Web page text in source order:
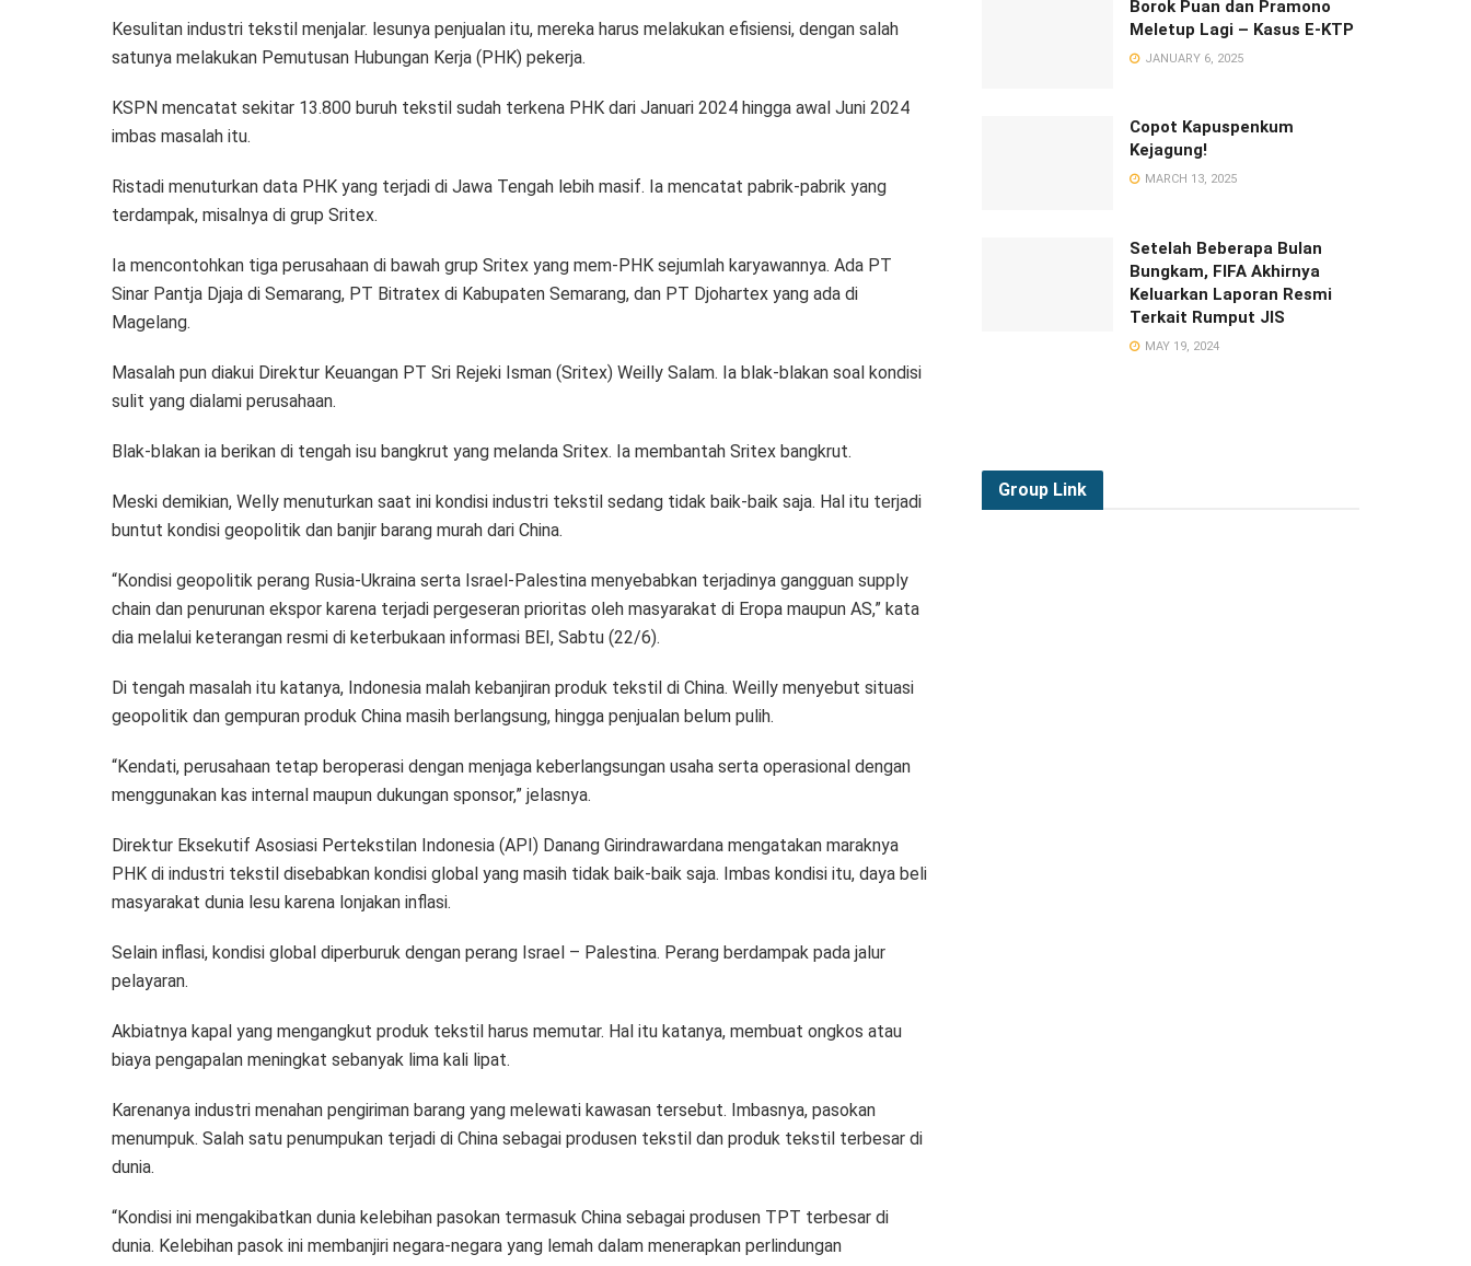
Kesulitan industri tekstil menjalar. lesunya penjualan itu, mereka harus melakukan efisiensi, dengan salah
satunya melakukan Pemutusan Hubungan Kerja (PHK) pekerja.
KSPN mencatat sekitar 13.800 buruh tekstil sudah terkena PHK dari Januari 2024 hingga awal Juni 2024
imbas masalah itu.
Ristadi menuturkan data PHK yang terjadi di Jawa Tengah lebih masif. Ia mencatat pabrik-pabrik yang
terdampak, misalnya di grup Sritex.
Ia mencontohkan tiga perusahaan di bawah grup Sritex yang mem-PHK sejumlah karyawannya. Ada PT
Sinar Pantja Djaja di Semarang, PT Bitratex di Kabupaten Semarang, dan PT Djohartex yang ada di
Magelang.
Masalah pun diakui Direktur Keuangan PT Sri Rejeki Isman (Sritex) Weilly Salam. Ia blak-blakan soal kondisi
sulit yang dialami perusahaan.
Blak-blakan ia berikan di tengah isu bangkrut yang melanda Sritex. Ia membantah Sritex bangkrut.
Meski demikian, Welly menuturkan saat ini kondisi industri tekstil sedang tidak baik-baik saja. Hal itu terjadi
buntut kondisi geopolitik dan banjir barang murah dari China.
“Kondisi geopolitik perang Rusia-Ukraina serta Israel-Palestina menyebabkan terjadinya gangguan supply
chain dan penurunan ekspor karena terjadi pergeseran prioritas oleh masyarakat di Eropa maupun AS,” kata
dia melalui keterangan resmi di keterbukaan informasi BEI, Sabtu (22/6).
Di tengah masalah itu katanya, Indonesia malah kebanjiran produk tekstil di China. Weilly menyebut situasi
geopolitik dan gempuran produk China masih berlangsung, hingga penjualan belum pulih.
“Kendati, perusahaan tetap beroperasi dengan menjaga keberlangsungan usaha serta operasional dengan
menggunakan kas internal maupun dukungan sponsor,” jelasnya.
Direktur Eksekutif Asosiasi Pertekstilan Indonesia (API) Danang Girindrawardana mengatakan maraknya
PHK di industri tekstil disebabkan kondisi global yang masih tidak baik-baik saja. Imbas kondisi itu, daya beli
masyarakat dunia lesu karena lonjakan inflasi.
Selain inflasi, kondisi global diperburuk dengan perang Israel – Palestina. Perang berdampak pada jalur
pelayaran.
Akbiatnya kapal yang mengangkut produk tekstil harus memutar. Hal itu katanya, membuat ongkos atau
biaya pengapalan meningkat sebanyak lima kali lipat.
Karenanya industri menahan pengiriman barang yang melewati kawasan tersebut. Imbasnya, pasokan
menumpuk. Salah satu penumpukan terjadi di China sebagai produsen tekstil dan produk tekstil terbesar di
dunia.
“Kondisi ini mengakibatkan dunia kelebihan pasokan termasuk China sebagai produsen TPT terbesar di
dunia. Kelebihan pasok ini membanjiri negara-negara yang lemah dalam menerapkan perlindungan
Borok Puan dan Pramono
Meletup Lagi – Kasus E-KTP
JANUARY 6, 2025
Copot Kapuspenkum
Kejagung!
MARCH 13, 2025
Setelah Beberapa Bulan
Bungkam, FIFA Akhirnya
Keluarkan Laporan Resmi
Terkait Rumput JIS
MAY 19, 2024
Group Link